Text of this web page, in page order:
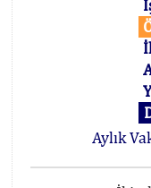
Aylık